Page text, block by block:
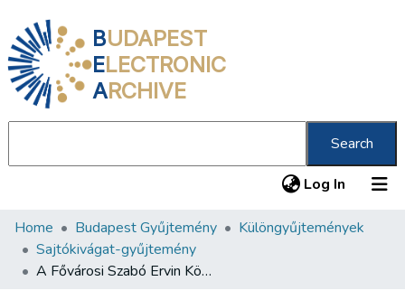
BUDAPEST
ELECTRONIC
ARCHIVE
Search
Log In (current)
Communities & Collections
All of DSpace
Home Budapest Gyűjtemény
Különgyűjtemények
Sajtókivágat-gyűjtemény
A Fővárosi Szabó Ervin Könyvtár és a Pedagógus Szakszervezet központi dolgozóinak jegyzési versenye